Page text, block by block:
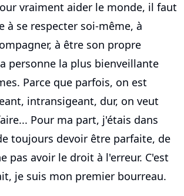
vraiment aider le monde, il faut
à se respecter soi-même, à
à être son propre
personne la plus bienveillante
Parce que parfois, on est
intransigeant, dur, on veut
Pour ma part, j'étais dans
toujours devoir être parfaite, de
pas avoir le droit à l'erreur. C'est
je suis mon premier bourreau.